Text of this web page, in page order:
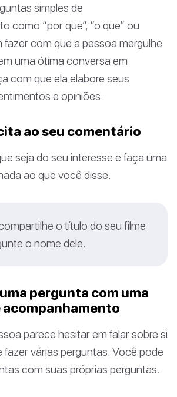
simples de
como “por que”, “o que” ou
fazer com que a pessoa mergulhe
uma ótima conversa em
com que ela elabore seus
e opiniões.
ao seu comentário
seja do seu interesse e faça uma
ao que você disse.
o título do seu filme
o nome dele.
pergunta com uma
parece hesitar em falar sobre si
fazer várias perguntas. Você pode
com suas próprias perguntas.